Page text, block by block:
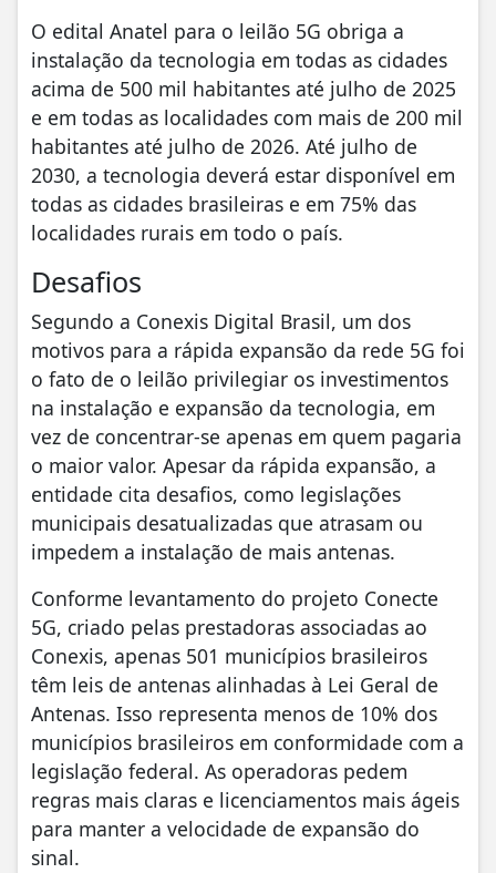
O edital Anatel para o leilão 5G obriga a
instalação da tecnologia em todas as cidades
acima de 500 mil habitantes até julho de 2025
e em todas as localidades com mais de 200 mil
habitantes até julho de 2026. Até julho de
2030, a tecnologia deverá estar disponível em
todas as cidades brasileiras e em 75% das
localidades rurais em todo o país.
Desafios
Segundo a Conexis Digital Brasil, um dos
motivos para a rápida expansão da rede 5G foi
o fato de o leilão privilegiar os investimentos
na instalação e expansão da tecnologia, em
vez de concentrar-se apenas em quem pagaria
o maior valor. Apesar da rápida expansão, a
entidade cita desafios, como legislações
municipais desatualizadas que atrasam ou
impedem a instalação de mais antenas.
Conforme levantamento do projeto Conecte
5G, criado pelas prestadoras associadas ao
Conexis, apenas 501 municípios brasileiros
têm leis de antenas alinhadas à Lei Geral de
Antenas. Isso representa menos de 10% dos
municípios brasileiros em conformidade com a
legislação federal. As operadoras pedem
regras mais claras e licenciamentos mais ágeis
para manter a velocidade de expansão do
sinal.